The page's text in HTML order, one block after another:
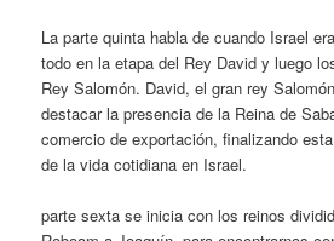
La parte quinta habla de cuando Israel
todo en la etapa del Rey David y luego
Rey Salomón. David, el gran rey
destacar la presencia de la Reina de
comercio de exportación, finalizando
de la vida cotidiana en Israel.
parte sexta se inicia con los reinos